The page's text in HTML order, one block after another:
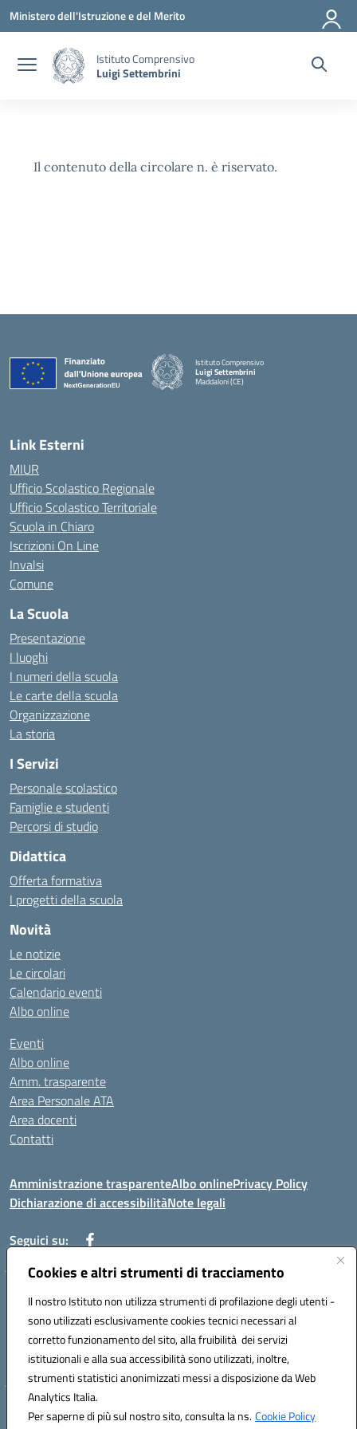
Cookies e altri strumenti di tracciamento
Il nostro Istituto non utilizza strumenti di profilazione degli utenti -
sono utilizzati esclusivamente cookies tecnici necessari al
corretto funzionamento del sito, alla fruibilità dei servizi
istituzionali e alla sua accessibilità sono utilizzati, inoltre,
strumenti statistici anonimizzati messi a disposizione da Web
Analytics Italia.
Per saperne di più sul nostro sito, consulta la ns.Cookie Policy
Vai ai contenuti
Vai al menu di navigazione
Vai al footer
Ministero dell'Istruzione e del Merito
Istituto Comprensivo
Luigi Settembrini
Il contenuto della circolare n. è riservato.
Istituto Comprensivo
Luigi Settembrini
Maddaloni (CE)
Link Esterni
MIUR
Ufficio Scolastico Regionale
Ufficio Scolastico Territoriale
Scuola in Chiaro
Iscrizioni On Line
Invalsi
Comune
La Scuola
Presentazione
I luoghi
I numeri della scuola
Le carte della scuola
Organizzazione
La storia
I Servizi
Personale scolastico
Famiglie e studenti
Percorsi di studio
Didattica
Offerta formativa
I progetti della scuola
Novità
Le notizie
Le circolari
Calendario eventi
Albo online
Eventi
Albo online
Amm. trasparente
Area Personale ATA
Area docenti
Contatti
Amministrazione trasparenteAlbo onlinePrivacy Policy
Dichiarazione di accessibilitàNote legali
Seguici su:
Indirizzo: VIA BRECCIAME, 46 - 81024 MADDALONI (CE)
Mail: CEIC8AU001@istruzione.it - Pec: CEIC8AU001@pec.istruzione.it -
Telefono: 0823408721
Meccanografico: CEIC8AU001
Codice fiscale: 93086080616
Hosting & Powered by 3D Solution S.r.l.